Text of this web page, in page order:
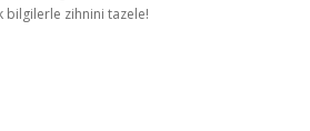
bilgilerle zihnini tazele!